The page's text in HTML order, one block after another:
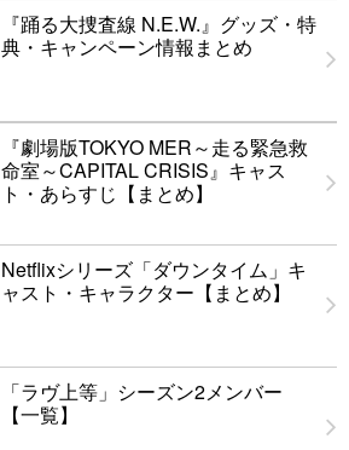
『踊る大捜査線 N.E.W.』グッズ・特
典・キャンペーン情報まとめ
『劇場版TOKYO MER～走る緊急救
命室～CAPITAL CRISIS』キャス
ト・あらすじ【まとめ】
Netflixシリーズ「ダウンタイム」キ
ャスト・キャラクター【まとめ】
「ラヴ上等」シーズン2メンバー
【一覧】